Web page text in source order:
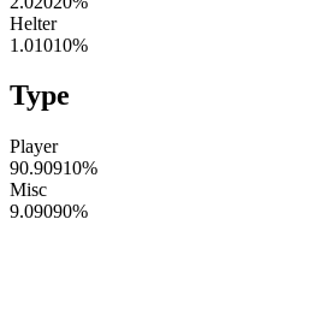
Helter
1.01010%
Type
Player
90.90910%
Misc
9.09090%